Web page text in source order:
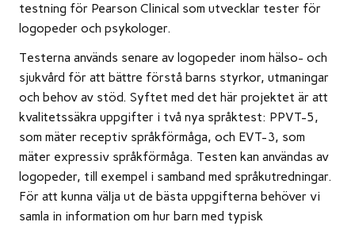
testning för Pearson Clinical som utvecklar tester för
logopeder och psykologer.
Testerna används senare av logopeder inom hälso- och
sjukvård för att bättre förstå barns styrkor, utmaningar
och behov av stöd. Syftet med det här projektet är att
kvalitetssäkra uppgifter i två nya språktest: PPVT-5,
som mäter receptiv språkförmåga, och EVT-3, som
mäter expressiv språkförmåga. Testen kan användas av
logopeder, till exempel i samband med språkutredningar.
För att kunna välja ut de bästa uppgifterna behöver vi
samla in information om hur barn med typisk